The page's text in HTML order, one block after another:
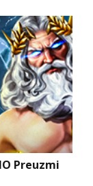
Preuzmi